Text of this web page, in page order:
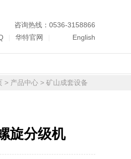
咨询热线：0536-3158866
华特官网 English
> 产品中心 > 矿山成套设备
旋分级机